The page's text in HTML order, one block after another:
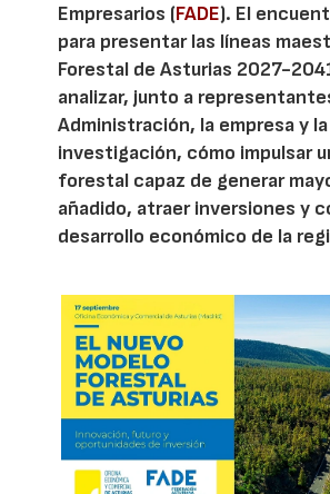
Empresarios (FADE). El
para presentar las líneas
Forestal de Asturias 2027-
analizar, junto a
Administración, la empresa y la
investigación, cómo impulsar
forestal capaz de generar
añadido, atraer inversiones y
desarrollo económico de la